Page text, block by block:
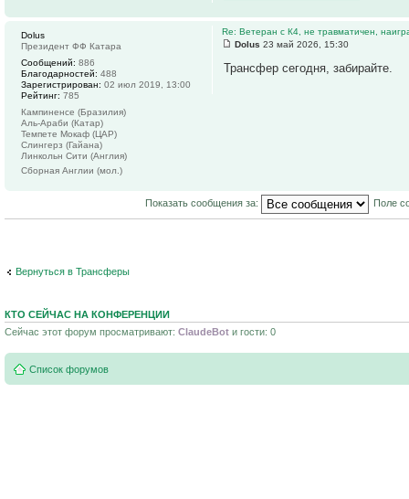
Re: Ветеран с К4, не травматичен,
Dolus 23 май 2026, 15:30
Трансфер сегодня, забирайте.
Dolus
Президент ФФ Катара
Сообщений: 886
Благодарностей: 488
Зарегистрирован: 02 июл 2019, 13:00
Рейтинг: 785
Кампиненсе (Бразилия)
Аль-Араби (Катар)
Темпете Мокаф (ЦАР)
Слингерз (Гайана)
Линкольн Сити (Англия)
Сборная Англии (мол.)
Показать сообщения за: Поле
Вернуться в Трансферы
КТО СЕЙЧАС НА КОНФЕРЕНЦИИ
Сейчас этот форум просматривают: ClaudeBot и гости: 0
Список форумов